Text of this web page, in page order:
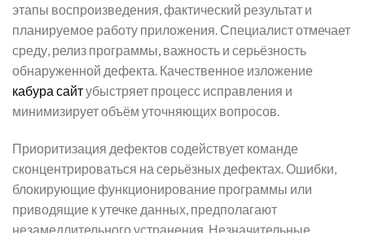
этапы воспроизведения, фактический результат и
планируемое работу приложения. Специалист отмечает
среду, релиз программы, важность и серьёзность
обнаруженной дефекта. Качественное изложение
кабура сайтубыстряет процесс исправления и
минимизирует объём уточняющих вопросов.
Приоритизация дефектов содействует команде
сконцентрироваться на серьёзных дефектах. Ошибки,
блокирующие функционирование программы или
приводящие к утечке данных, предполагают
незамедлительного устранения. Незначительные